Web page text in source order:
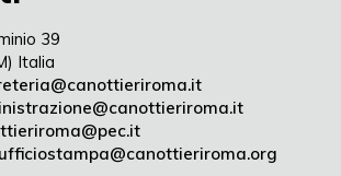
39
Italia
ufficiostampa@canottieriroma.org